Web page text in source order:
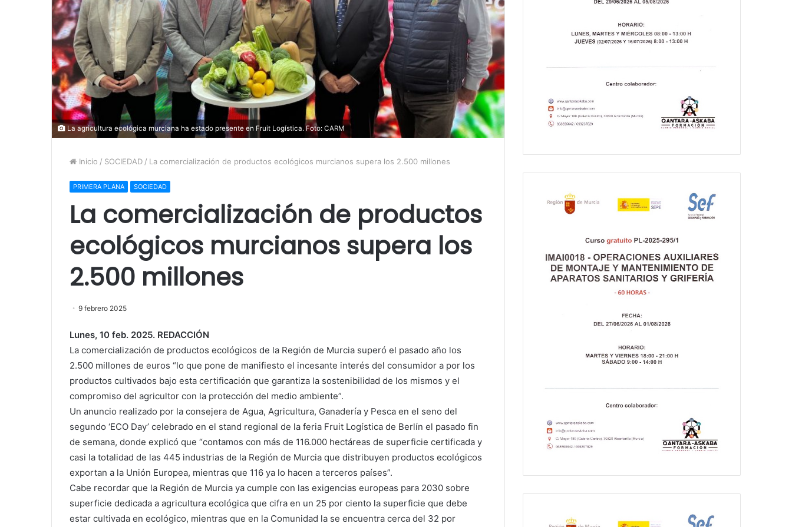
La agricultura ecológica murciana ha estado presente en Fruit Logística. Foto: CARM
Inicio / SOCIEDAD / La comercialización de productos ecológicos murcianos supera los 2.500 millones
PRIMERA PLANA SOCIEDAD
La comercialización de productos
ecológicos murcianos supera los
2.500 millones
9 febrero 2025
Lunes, 10 feb. 2025. REDACCIÓN
La comercialización de productos ecológicos de la Región de Murcia superó el pasado año los
2.500 millones de euros “lo que pone de manifiesto el incesante interés del consumidor a por los
productos cultivados bajo esta certificación que garantiza la sostenibilidad de los mismos y el
compromiso del agricultor con la protección del medio ambiente”.
Un anuncio realizado por la consejera de Agua, Agricultura, Ganadería y Pesca en el seno del
segundo ‘ECO Day’ celebrado en el stand regional de la feria Fruit Logística de Berlín el pasado fin
de semana, donde explicó que “contamos con más de 116.000 hectáreas de superficie certificada y
casi la totalidad de las 445 industrias de la Región de Murcia que distribuyen productos ecológicos
exportan a la Unión Europea, mientras que 116 ya lo hacen a terceros países”.
Cabe recordar que la Región de Murcia ya cumple con las exigencias europeas para 2030 sobre
superficie dedicada a agricultura ecológica que cifra en un 25 por ciento la superficie que debe
estar cultivada en ecológico, mientras que en la Comunidad la se encuentra cerca del 32 por